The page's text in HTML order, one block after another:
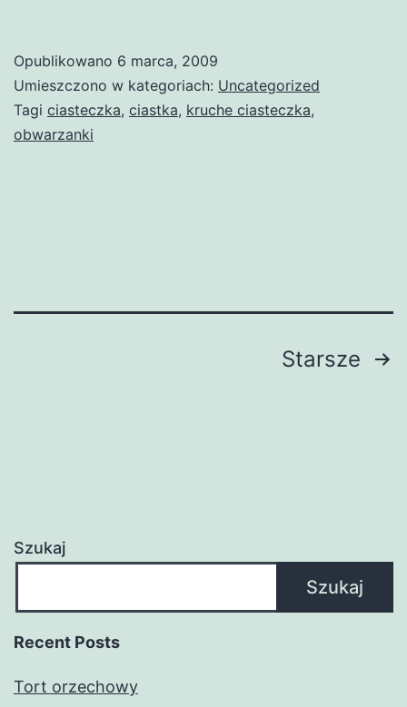
Opublikowano 6 marca, 2009
Umieszczono w kategoriach: Uncategorized
Tagi ciasteczka, ciastka, kruche ciasteczka,
obwarzanki
Starsze
Szukaj
Szukaj
Recent Posts
Tort orzechowy